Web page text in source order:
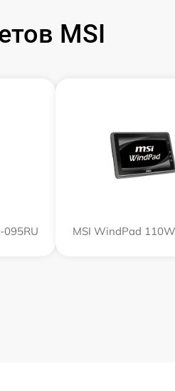
MSI
MSI WindPad